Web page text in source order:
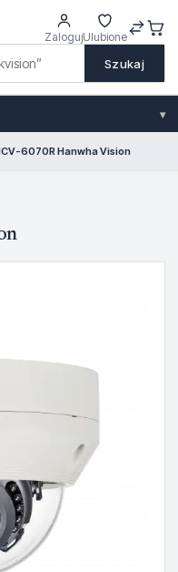
Szukaj
ZalogujUlubione
▾
6070R Hanwha Vision